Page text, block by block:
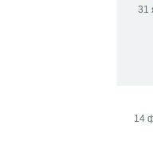
31
14